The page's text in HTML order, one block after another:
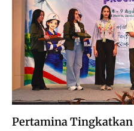
Pertamina